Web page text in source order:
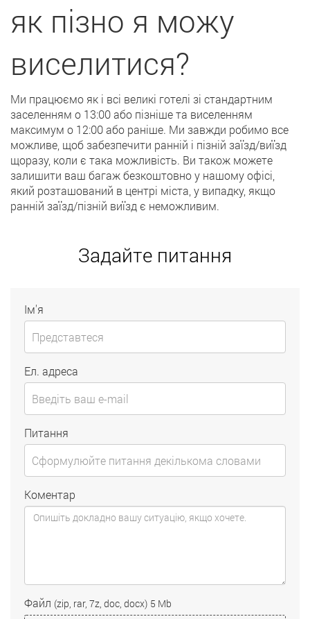
як пізно я можу
виселитися?
Ми працюємо як і всі великі готелі зі стандартним
заселенням о 13:00 або пізніше та виселенням
максимум о 12:00 або раніше. Ми завжди робимо все
можливе, щоб забезпечити ранній і пізній заїзд/виїзд
щоразу, коли є така можливість. Ви також можете
залишити ваш багаж безкоштовно у нашому офісі,
який розташований в центрі міста, у випадку, якщо
ранній заїзд/пізній виїзд є неможливим.
Задайте питання
Ім'я
Ел. адреса
Питання
Коментар
Файл (zip, rar, 7z, doc, docx) 5 Mb